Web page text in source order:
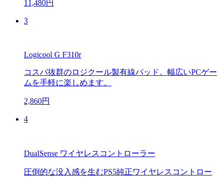
11,480円
3
Logicool G F310r
コスパ抜群のロジクール製有線パッド。幅広いPCゲー
ムを手軽に楽しめます。
2,860円
4
DualSense ワイヤレスコントローラー
圧倒的な没入感を生むPS5純正ワイヤレスコントロー